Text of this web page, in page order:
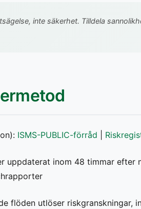
inte säkerhet. Tilldela
ISMS-PUBLIC-förråd
uppdaterat inom 48 timmar efter
flöden utlöser riskgranskningar,